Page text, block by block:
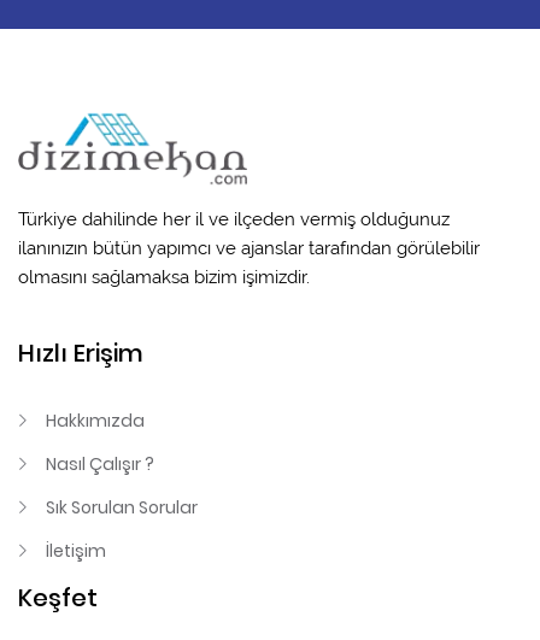
Türkiye dahilinde her il ve ilçeden vermiş olduğunuz
ilanınızın bütün yapımcı ve ajanslar tarafından görülebilir
olmasını sağlamaksa bizim işimizdir.
Hızlı Erişim
Hakkımızda
Nasıl Çalışır ?
Sık Sorulan Sorular
İletişim
Keşfet